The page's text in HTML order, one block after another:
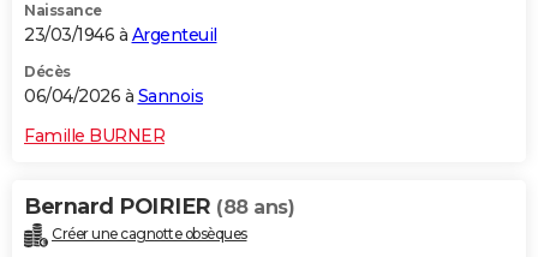
Naissance
23/03/1946 à Argenteuil
Décès
06/04/2026 à Sannois
Famille BURNER
Bernard POIRIER (88 ans)
Créer une cagnotte obsèques